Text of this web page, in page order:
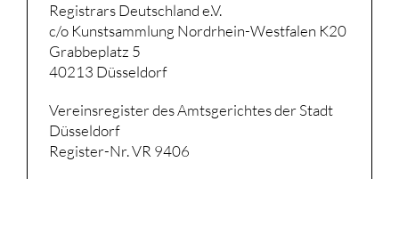
Registrars Deutschland e.V.
c/o Kunstsammlung Nordrhein-Westfalen K20
Grabbeplatz 5
40213 Düsseldorf
Vereinsregister des Amtsgerichtes der Stadt
Düsseldorf
Register-Nr. VR 9406